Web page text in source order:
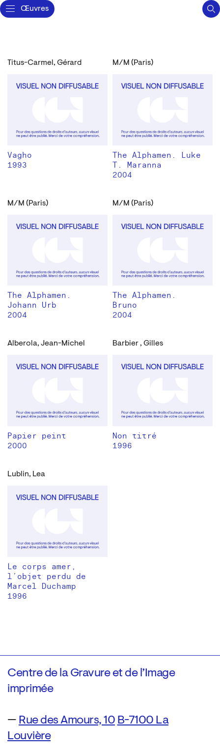
Œuvres
Titus-Carmel, Gérard
Vagho
1993
M/M (Paris)
The Alphamen. Luke
T. Maranna
2004
M/M (Paris)
The Alphamen.
Johann Urb
2004
M/M (Paris)
The Alphamen.
Bruno
2004
Alberola, Jean-Michel
Papier peint
2000
Barbier , Gilles
Non titré
1996
Lublin, Lea
Le corps amer,
l’objet perdu de
Marcel Duchamp
1996
Centre de la Gravure et de l’Image
imprimée
— Rue des Amours, 10 B-7100 La
Louvière